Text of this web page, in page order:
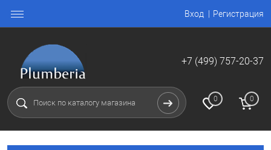
Вход Регистрация
+7 (499) 757-20-37
0 0